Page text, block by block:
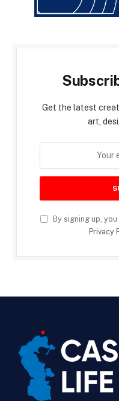
Get the latest
art,
By signing up,
Privacy